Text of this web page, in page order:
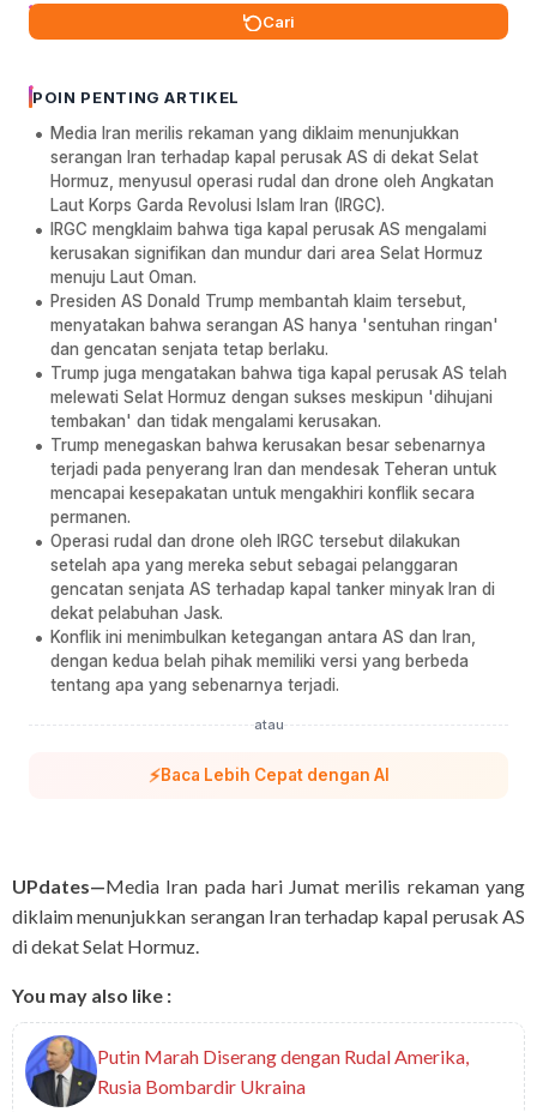
Cari
POIN PENTING ARTIKEL
Media Iran merilis rekaman yang diklaim menunjukkan
serangan Iran terhadap kapal perusak AS di dekat Selat
Hormuz, menyusul operasi rudal dan drone oleh Angkatan
Laut Korps Garda Revolusi Islam Iran (IRGC).
IRGC mengklaim bahwa tiga kapal perusak AS mengalami
kerusakan signifikan dan mundur dari area Selat Hormuz
menuju Laut Oman.
Presiden AS Donald Trump membantah klaim tersebut,
menyatakan bahwa serangan AS hanya 'sentuhan ringan'
dan gencatan senjata tetap berlaku.
Trump juga mengatakan bahwa tiga kapal perusak AS telah
melewati Selat Hormuz dengan sukses meskipun 'dihujani
tembakan' dan tidak mengalami kerusakan.
Trump menegaskan bahwa kerusakan besar sebenarnya
terjadi pada penyerang Iran dan mendesak Teheran untuk
mencapai kesepakatan untuk mengakhiri konflik secara
permanen.
Operasi rudal dan drone oleh IRGC tersebut dilakukan
setelah apa yang mereka sebut sebagai pelanggaran
gencatan senjata AS terhadap kapal tanker minyak Iran di
dekat pelabuhan Jask.
Konflik ini menimbulkan ketegangan antara AS dan Iran,
dengan kedua belah pihak memiliki versi yang berbeda
tentang apa yang sebenarnya terjadi.
atau
⚡Baca Lebih Cepat dengan AI
UPdates—Media Iran pada hari Jumat merilis rekaman yang
diklaim menunjukkan serangan Iran terhadap kapal perusak AS
di dekat Selat Hormuz.
You may also like :
Putin Marah Diserang dengan Rudal Amerika,
Rusia Bombardir Ukraina